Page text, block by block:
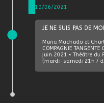
10/06/2021
JE NE SUIS PAS DE MOI
Maria Machado et
COMPAGNIE
juin 2021 • Théâtre du
(mardi-samedi 21h /